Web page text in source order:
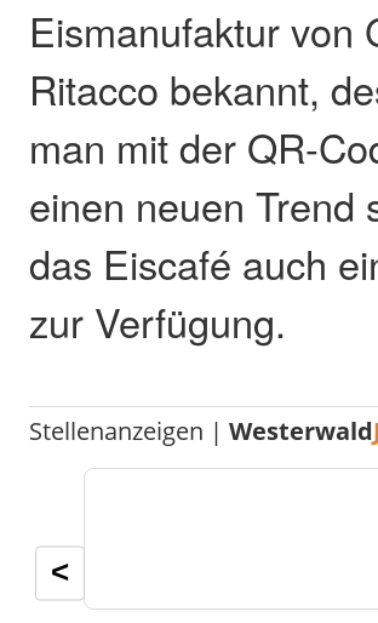
Eismanufaktur von
Ritacco bekannt,
man mit der QR-
einen neuen Trend
das Eiscafé auch
zur Verfügung.
Stellenanzeigen |Westerwald
<